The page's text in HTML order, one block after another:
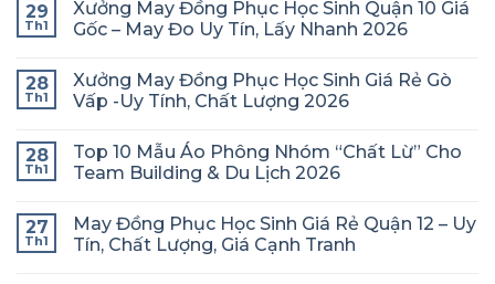
29
Th1
Xưởng May Đồng Phục Học Sinh Quận 10 Giá
Gốc – May Đo Uy Tín, Lấy Nhanh 2026
28
Th1
Xưởng May Đồng Phục Học Sinh Giá Rẻ Gò
Vấp -Uy Tính, Chất Lượng 2026
28
Th1
Top 10 Mẫu Áo Phông Nhóm “Chất Lừ” Cho
Team Building & Du Lịch 2026
27
Th1
May Đồng Phục Học Sinh Giá Rẻ Quận 12 – Uy
Tín, Chất Lượng, Giá Cạnh Tranh